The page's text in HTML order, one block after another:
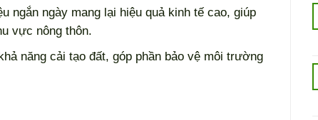
ngắn ngày mang lại hiệu quả kinh tế cao, giúp
vực nông thôn.
năng cải tạo đất, góp phần bảo vệ môi trường